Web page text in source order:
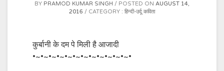
BY PRAMOD KUMAR SINGH POSTED ON AUGUST 14,
2016
CATEGORY : हिन्दी-उर्दू कविता
कुर्बानी के दम पे मिली है आजादी
•~•~•~•~•~•~•~•~•~•~•~•~•